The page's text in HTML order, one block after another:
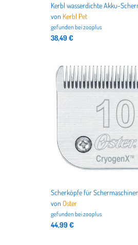
von Kerbl Pet
gefunden beizooplus
38,49 €
von Oster
gefunden beizooplus
44,99 €